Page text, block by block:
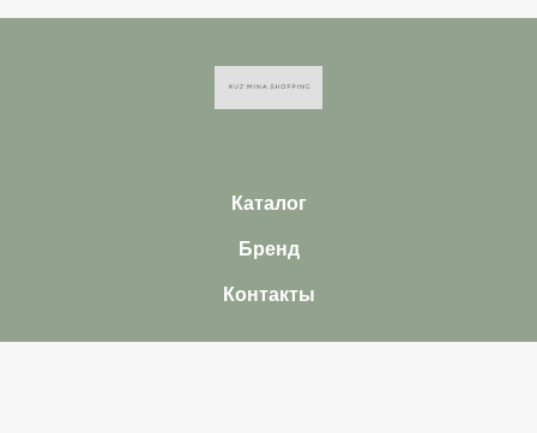
Каталог
Бренд
Контакты